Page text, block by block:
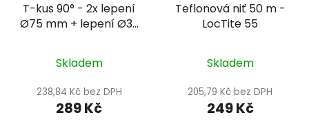
T-kus 90° - 2x lepení
Ø75 mm + lepení Ø32
Skladem
238,84 Kč bez DPH
289 Kč
Teflonová niť 50 m -
LocTite 55
Skladem
205,79 Kč bez DPH
249 Kč